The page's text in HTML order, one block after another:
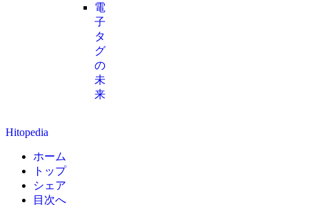
電
子
タ
グ
の
未
来
Hitopedia
ホーム
トップ
シェア
目次へ